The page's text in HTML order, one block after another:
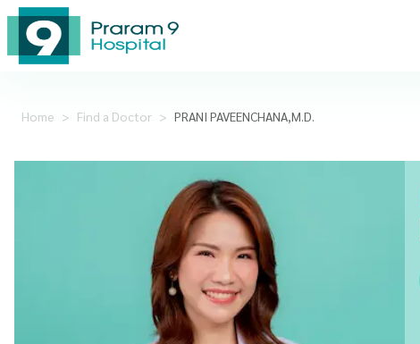
Home > Find a Doctor > PRANI PAVEENCHANA,M.D.